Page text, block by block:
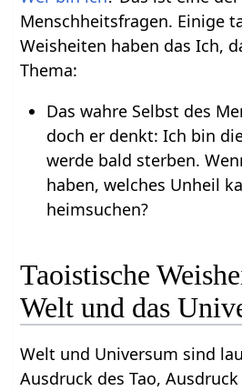
Menschheitsfragen. Einige
Weisheiten haben das Ich,
Thema:
Das wahre Selbst des
doch er denkt: Ich bin
werde bald sterben.
haben, welches Unheil
heimsuchen?
Taoistische
Welt und das
Welt und Universum sind
Ausdruck des Tao,